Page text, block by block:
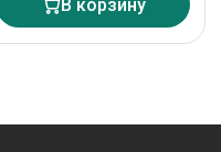
В корзину